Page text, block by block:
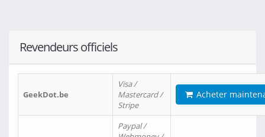
Revendeurs officiels
GeekDot.be
Visa /
Mastercard /
Stripe
Acheter
Paypal /